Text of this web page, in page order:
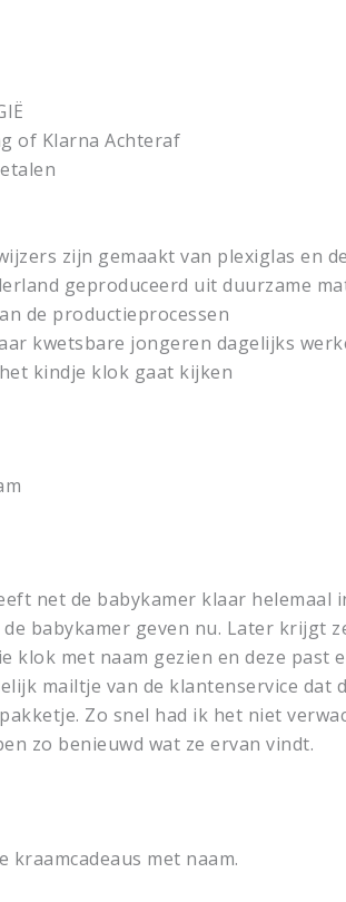
of Klarna Achteraf
zijn gemaakt van plexiglas en
geproduceerd uit duurzame
de productieprocessen
kwetsbare jongeren dagelijks
kindje klok gaat kijken
net de babykamer klaar helemaal
babykamer geven nu. Later krijgt
met naam gezien en deze past
mailtje van de klantenservice dat
Zo snel had ik het niet
zo benieuwd wat ze ervan vindt.
met naam.